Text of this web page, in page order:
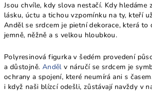
Jsou chvíle, kdy slova nestačí. Kdy hledáme
lásku, úctu a tichou vzpomínku na ty, kteří
Anděl se srdcem je pietní dekorace, která to
jemně, něžně a s velkou hloubkou.
Polyresinová figurka v šedém provedení
a důstojně. Anděl v náručí se srdcem je
ochrany a spojení, které neumírá ani s
i když naši blízcí odešli, zůstávají navždy v